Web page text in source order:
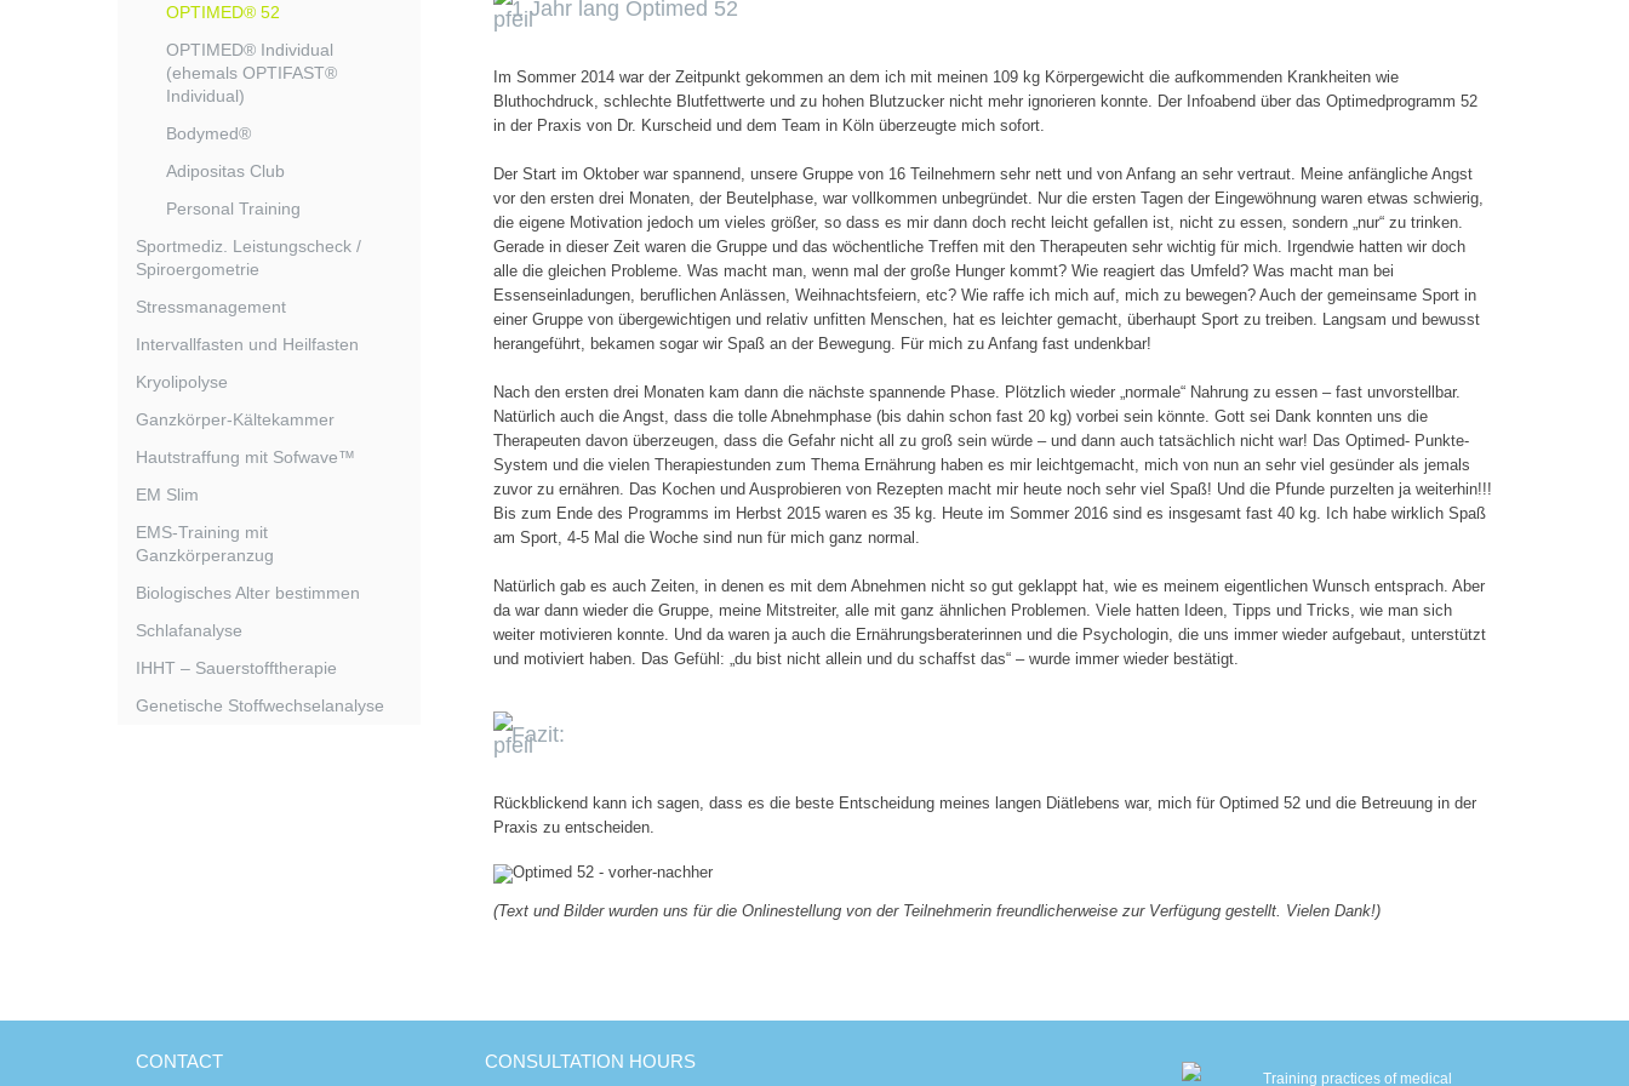
EM Slim
Biologisches Alter bestimmen
Schlafanalyse
IHHT – Sauerstofftherapie
Genetische Stoffwechselanalyse
OPTIMED® 52
OPTIMED® Individual
(ehemals OPTIFAST®
Individual)
Bodymed®
Adipositas Club
Personal Training
Sportmediz. Leistungscheck /
Spiroergometrie
Stressmanagement
Intervallfasten und Heilfasten
Kryolipolyse
Ganzkörper-Kältekammer
Hautstraffung mit Sofwave™
EM Slim
EMS-Training mit
Ganzkörperanzug
Biologisches Alter bestimmen
Schlafanalyse
IHHT – Sauerstofftherapie
Genetische Stoffwechselanalyse
1 Jahr lang Optimed 52
Im Sommer 2014 war der Zeitpunkt gekommen an dem ich mit meinen 109 kg Körpergewicht die aufkommenden Krankheiten wie
Bluthochdruck, schlechte Blutfettwerte und zu hohen Blutzucker nicht mehr ignorieren konnte. Der Infoabend über das Optimedprogramm 52
in der Praxis von Dr. Kurscheid und dem Team in Köln überzeugte mich sofort.
Der Start im Oktober war spannend, unsere Gruppe von 16 Teilnehmern sehr nett und von Anfang an sehr vertraut. Meine anfängliche Angst
vor den ersten drei Monaten, der Beutelphase, war vollkommen unbegründet. Nur die ersten Tagen der Eingewöhnung waren etwas schwierig,
die eigene Motivation jedoch um vieles größer, so dass es mir dann doch recht leicht gefallen ist, nicht zu essen, sondern „nur“ zu trinken.
Gerade in dieser Zeit waren die Gruppe und das wöchentliche Treffen mit den Therapeuten sehr wichtig für mich. Irgendwie hatten wir doch
alle die gleichen Probleme. Was macht man, wenn mal der große Hunger kommt? Wie reagiert das Umfeld? Was macht man bei
Essenseinladungen, beruflichen Anlässen, Weihnachtsfeiern, etc? Wie raffe ich mich auf, mich zu bewegen? Auch der gemeinsame Sport in
einer Gruppe von übergewichtigen und relativ unfitten Menschen, hat es leichter gemacht, überhaupt Sport zu treiben. Langsam und bewusst
herangeführt, bekamen sogar wir Spaß an der Bewegung. Für mich zu Anfang fast undenkbar!
Nach den ersten drei Monaten kam dann die nächste spannende Phase. Plötzlich wieder „normale“ Nahrung zu essen – fast unvorstellbar.
Natürlich auch die Angst, dass die tolle Abnehmphase (bis dahin schon fast 20 kg) vorbei sein könnte. Gott sei Dank konnten uns die
Therapeuten davon überzeugen, dass die Gefahr nicht all zu groß sein würde – und dann auch tatsächlich nicht war! Das Optimed- Punkte-
System und die vielen Therapiestunden zum Thema Ernährung haben es mir leichtgemacht, mich von nun an sehr viel gesünder als jemals
zuvor zu ernähren. Das Kochen und Ausprobieren von Rezepten macht mir heute noch sehr viel Spaß! Und die Pfunde purzelten ja weiterhin!!!
Bis zum Ende des Programms im Herbst 2015 waren es 35 kg. Heute im Sommer 2016 sind es insgesamt fast 40 kg. Ich habe wirklich Spaß
am Sport, 4-5 Mal die Woche sind nun für mich ganz normal.
Natürlich gab es auch Zeiten, in denen es mit dem Abnehmen nicht so gut geklappt hat, wie es meinem eigentlichen Wunsch entsprach. Aber
da war dann wieder die Gruppe, meine Mitstreiter, alle mit ganz ähnlichen Problemen. Viele hatten Ideen, Tipps und Tricks, wie man sich
weiter motivieren konnte. Und da waren ja auch die Ernährungsberaterinnen und die Psychologin, die uns immer wieder aufgebaut, unterstützt
und motiviert haben. Das Gefühl: „du bist nicht allein und du schaffst das“ – wurde immer wieder bestätigt.
Fazit:
Rückblickend kann ich sagen, dass es die beste Entscheidung meines langen Diätlebens war, mich für Optimed 52 und die Betreuung in der
Praxis zu entscheiden.
(Text und Bilder wurden uns für die Onlinestellung von der Teilnehmerin freundlicherweise zur Verfügung gestellt. Vielen Dank!)
CONTACT CONSULTATION HOURS
Training practices of medical